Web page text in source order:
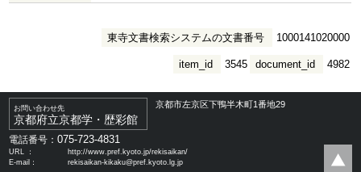
東寺文書検索システムの文書番号 1000141020000
document_id 4982
item_id 3545
お問い合わせ先
京都府立京都学・歴彩館
京都市左京区下鴨半木町1番地29
電話番号：075-723-4831
URL ：
http://www.pref.kyoto.jp/rekisaikan/
E-mail：
rekisaikan-kikaku@pref.kyoto.lg.jp